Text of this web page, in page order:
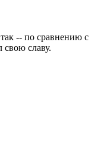
-- по сравнению с
славу.